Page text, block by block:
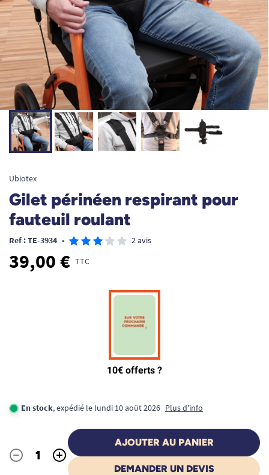
Ubiotex
Gilet périnéen respirant pour
fauteuil roulant
Ref : TE-3934 • 2 avis
39,00 € TTC
En stock, expédié le lundi 10 août 2026 Plus d'info
Quantité
- +
AJOUTER AU PANIER
DEMANDER UN DEVIS